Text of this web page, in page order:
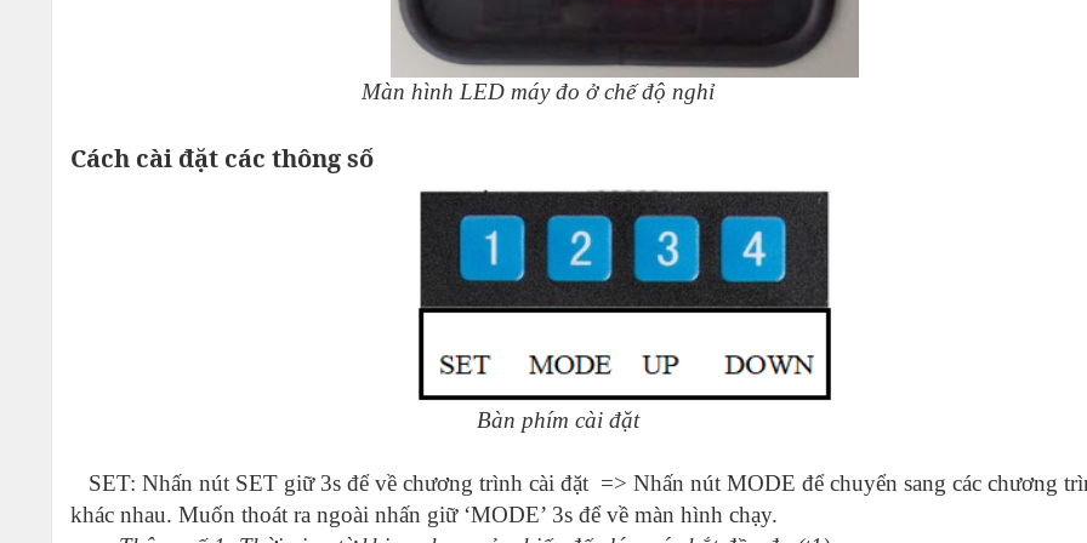
Màn hình LED máy đo ở chế độ nghỉ
Cách cài đặt các thông số
Bàn phím cài đặt
SET: Nhấn nút SET giữ 3s để về chương trình cài đặt => Nhấn nút MODE để chuyển sang các chương
khác nhau. Muốn thoát ra ngoài nhấn giữ ‘MODE’ 3s để về màn hình chạy.